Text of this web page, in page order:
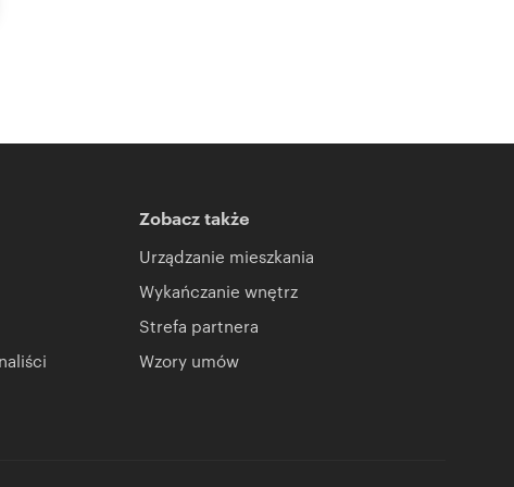
Zobacz także
Urządzanie mieszkania
Wykańczanie wnętrz
Strefa partnera
Wzory umów